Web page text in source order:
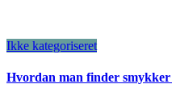
Ikke kategoriseret
Hvordan man finder